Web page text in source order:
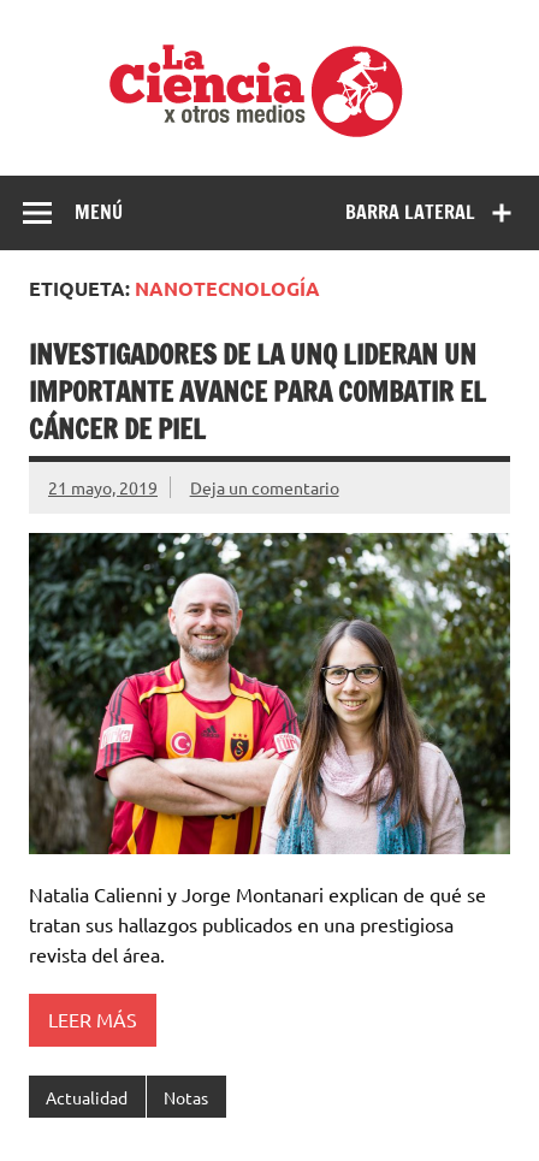
otros
BARRA LATERAL
MENÚ
ETIQUETA: NANOTECNOLOGÍA
INVESTIGADORES DE LA UNQ LIDERAN UN
IMPORTANTE AVANCE PARA COMBATIR EL
CÁNCER DE PIEL
21 mayo, 2019 Deja un comentario
Natalia Calienni y Jorge Montanari explican de qué se
tratan sus hallazgos publicados en una prestigiosa
revista del área.
LEER MÁS
Actualidad Notas